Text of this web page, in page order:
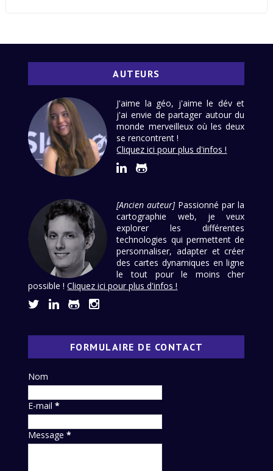
AUTEURS
J'aime la géo, j'aime le dév et
j'ai envie de partager autour du
monde merveilleux où les deux
se rencontrent !
Cliquez ici pour plus d'infos !
[Ancien auteur]Passionné par la
cartographie web, je veux
explorer les différentes
technologies qui permettent de
personnaliser, adapter et créer
des cartes dynamiques en ligne
le tout pour le moins cher
possible !Cliquez ici pour plus d'infos !
FORMULAIRE DE CONTACT
Nom
E-mail*
Message*